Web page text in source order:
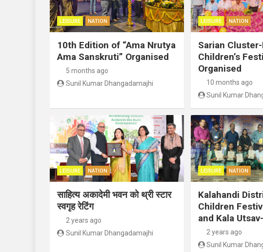
LEISURE NATION
10th Edition of “Ama Nrutya
Ama Sanskruti” Organised
5 months ago
Sunil Kumar Dhangadamajhi
LEISURE NATION
Sarian
Children’s
Organised
10 months ago
Sunil Kumar
LEISURE NATION
साहित्य अकादेमी भवन को थ्री स्टार
स्वगृह रेटिंग
2 years ago
Sunil Kumar Dhangadamajhi
LEISURE NATION
Kalahandi
Children
and Kala
2 years ago
Sunil Kumar